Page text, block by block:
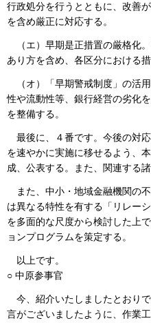
行政処分を行うとともに、改善
を含め厳正に対応する。
（エ）早期是正措置の厳格化
あり方を含め、各区分における
（オ）「早期警戒制度」の活
性や流動性等、銀行経営の劣化
を整備する。
最後に、４番です。今後の対
を速やかに実施に移せるよう、
成、公表する。また、関連する
また、中小・地域金融機関の
は異なる特性を有する「リレー
を多面的な尺度から検討した上
ョンプログラムを策定する。
以上です。
○ 中原参事官
今、紹介いたしましたとおり
言がございましたように、作業